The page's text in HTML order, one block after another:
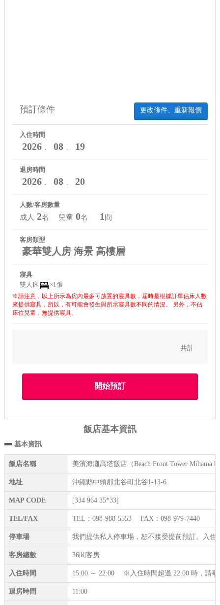
更改條件、重新報價
預訂條件
入住時間
2026． 08． 19
退房時間
2026． 08． 20
人數/客房數量
成人 2名 兒童 0名 1 間
客房類型
豪華雙人房 海景 高樓層
寢具
雙人床
×1張
※請注意，以上所示為房內最多可放置的寢具數，屆時是根據訂單佔床人數
來提供寢具，所以，有可能會發生與所示寢具數不同的情況。 另外，不佔
床位兒童，無提供寢具。
共計
飯店基本資訊
基本資訊
飯店名稱 美濱海灘高塔飯店（Beach Front Tower Mihama
地址 沖繩縣中頭郡北谷町北谷1-13-6
MAP CODE [334 964 35*33]
TEL/FAX TEL：098-988-5553 FAX：098-979-7440
停車場 我們提供私人停車場，恕不接受提前預訂。入
客房總數 36間客房
入住時間 15:00 ～ 22:00 ※入住時間超過 22:00 時，請事
退房時間 11:00